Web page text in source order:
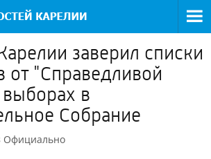
заверил списки
от "Справедливой
в
Собрание
Официально